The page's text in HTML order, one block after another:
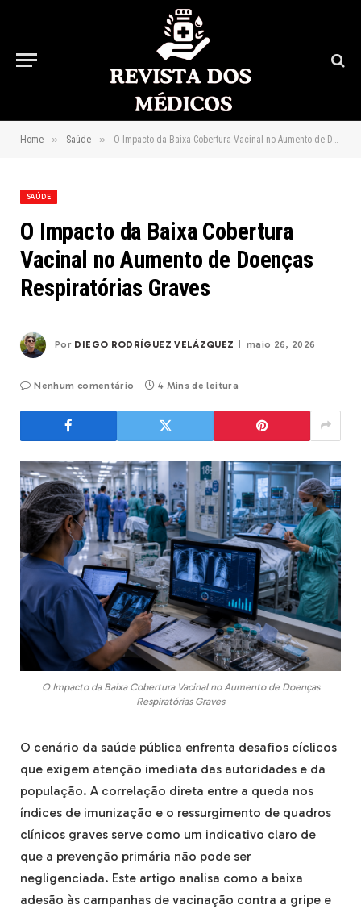
Home » Saúde » O Impacto da Baixa Cobertura Vacinal no Aumento de Doenças Respiratórias Graves
SAÚDE
O Impacto da Baixa Cobertura
Vacinal no Aumento de Doenças
Respiratórias Graves
Por DIEGO RODRÍGUEZ VELÁZQUEZ maio 26, 2026
Nenhum comentário 4 Mins de leitura
O Impacto da Baixa Cobertura Vacinal no Aumento de Doenças
Respiratórias Graves
O cenário da saúde pública enfrenta desafios cíclicos
que exigem atenção imediata das autoridades e da
população. A correlação direta entre a queda nos
índices de imunização e o ressurgimento de quadros
clínicos graves serve como um indicativo claro de
que a prevenção primária não pode ser
negligenciada. Este artigo analisa como a baixa
adesão às campanhas de vacinação contra a gripe e